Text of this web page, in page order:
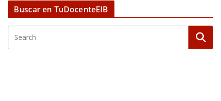
Buscar en TuDocenteEIB